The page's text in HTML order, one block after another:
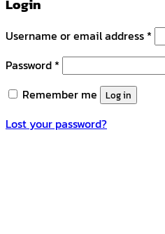
Login
Username or email address *
Password *
Remember me
Log in
Lost your password?